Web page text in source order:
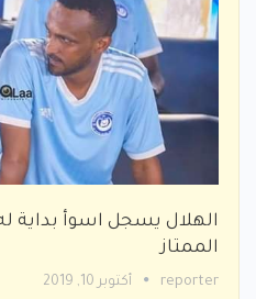
الهلال يسجل اسوأ بداية
الممتاز
reporter أكتوبر 10, 2019